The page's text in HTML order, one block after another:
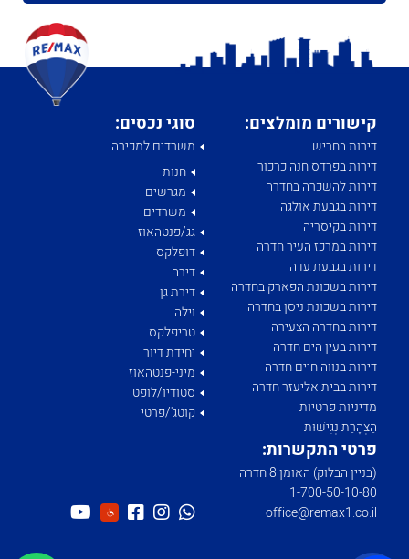
קישורים מומלצים:
דירות בחריש
דירות בפרדס חנה כרכור
דירות להשכרה בחדרה
דירות בגבעת אולגה
דירות בקיסריה
דירות במרכז העיר חדרה
דירות בגבעת עדה
דירות בשכונת הפארק בחדרה
דירות בשכונת ניסן בחדרה
דירות בחדרה הצעירה
דירות בעין הים חדרה
דירות בנווה חיים חדרה
דירות בבית אליעזר חדרה
מדיניות פרטיות
הַצְהָרַת נְגִישׁוּת
סוגי נכסים:
משרדים למכירה
חנות
מגרשים
משרדים
גג/פנטהאוז
דופלקס
דירה
דירת גן
וילה
טריפלקס
יחידת דיור
מיני-פנטהאוז
סטודיו/לופט
קוטג'/פרטי
פרטי התקשרות:
(בניין הבלוק) האומן 8 חדרה
1­-700­-50-­10-­80
office@remax1.co.il